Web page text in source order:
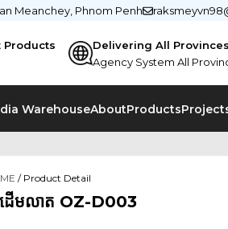
Meanchey, Phnom Penh
Products
Delivering All Provinces
Agency System All
WarehouseAboutProducts
/ Product Detail
ើមលាត OZ-D003